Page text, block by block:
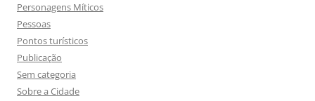
Personagens Míticos
Pessoas
Pontos turísticos
Publicação
Sem categoria
Sobre a Cidade